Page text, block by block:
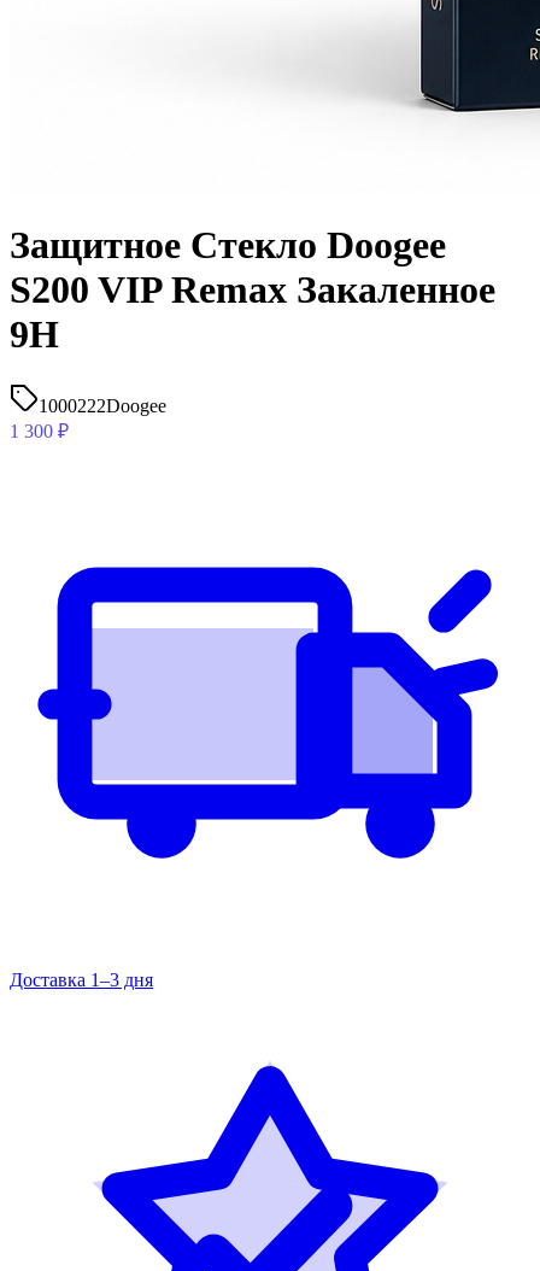
Защитное Стекло Doogee
S200 VIP Remax Закаленное
9H
1000222Doogee
1 300 ₽
Доставка 1–3 дня